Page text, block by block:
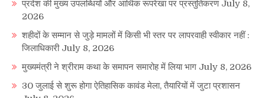
प्रदेश की मुख्य उपलब्धियों और आर्थिक रूपरेखा पर प्रस्तुतिकरण July 8,
2026
शहीदों के सम्मान से जुड़े मामलों में किसी भी स्तर पर लापरवाही स्वीकार नहीं :
जिलाधिकारी July 8, 2026
मुख्यमंत्री ने श्रीराम कथा के समापन समारोह में लिया भाग July 8, 2026
30 जुलाई से शुरू होगा ऐतिहासिक कावंड मेला, तैयारियों में जुटा प्रशासन